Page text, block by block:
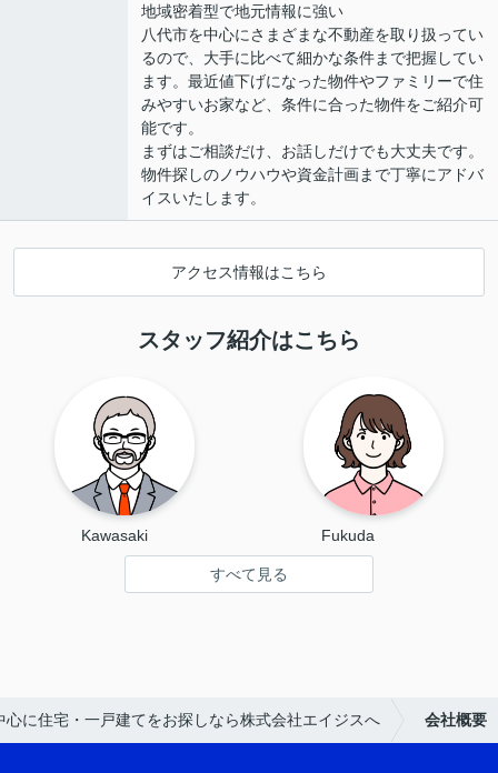
地域密着型で地元情報に強い
八代市を中心にさまざまな不動産を取り扱ってい
るので、大手に比べて細かな条件まで把握してい
ます。最近値下げになった物件やファミリーで住
みやすいお家など、条件に合った物件をご紹介可
能です。
まずはご相談だけ、お話しだけでも大丈夫です。
物件探しのノウハウや資金計画まで丁寧にアドバ
イスいたします。
アクセス情報はこちら
スタッフ紹介はこちら
Kawasaki Fukuda
すべて見る
心に住宅・一戸建てをお探しなら株式会社エイジスへ 会社概要